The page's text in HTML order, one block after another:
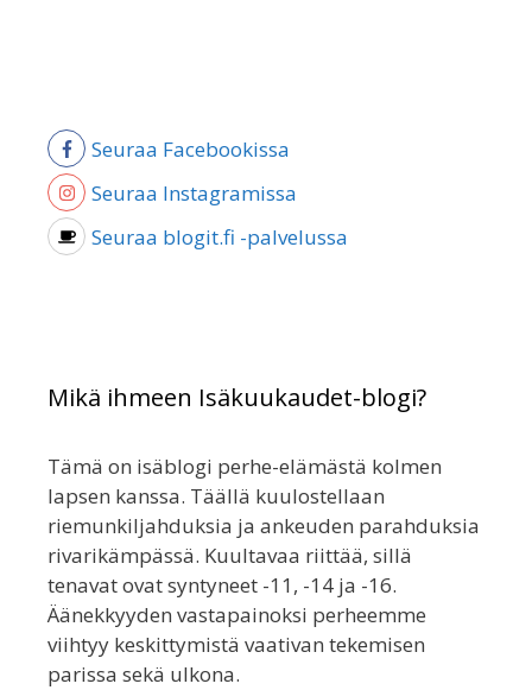
Seuraa Facebookissa
Seuraa Instagramissa
Seuraa blogit.fi -palvelussa
Mikä ihmeen Isäkuukaudet-blogi?
Tämä on isäblogi perhe-elämästä kolmen
lapsen kanssa. Täällä kuulostellaan
riemunkiljahduksia ja ankeuden parahduksia
rivarikämpässä. Kuultavaa riittää, sillä
tenavat ovat syntyneet -11, -14 ja -16.
Äänekkyyden vastapainoksi perheemme
viihtyy keskittymistä vaativan tekemisen
parissa sekä ulkona.